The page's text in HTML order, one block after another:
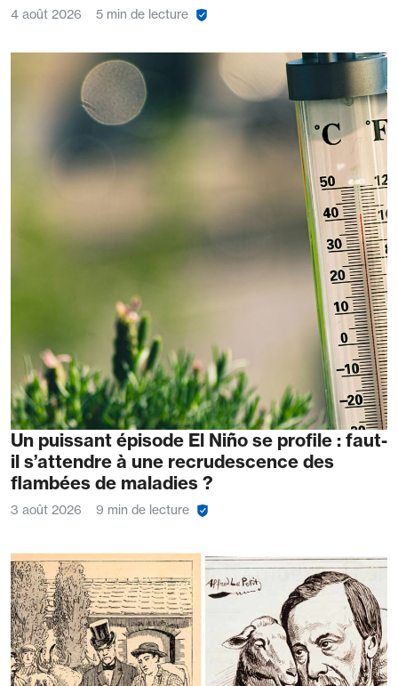
4 août 2026 5 min de lecture
Un puissant épisode El Niño se profile : faut-
il s’attendre à une recrudescence des
flambées de maladies ?
3 août 2026 9 min de lecture